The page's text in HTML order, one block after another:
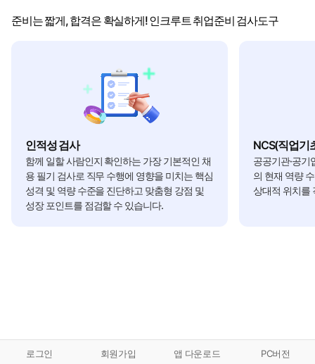
준비는 짧게, 합격은 확실하게! 인크루트 취업준비 검사도구
인적성 검사
함께 일할 사람인지 확인하는 가장 기본적인 채
용 필기 검사로 직무 수행에 영향을 미치는 핵심
성격 및 역량 수준을 진단하고 맞춤형 강점 및
성장 포인트를 점검할 수 있습니다.
NCS(직업기
공공기관·공기
의 현재 역량
상대적 위치를
로그인 회원가입 앱 다운로드 PC버전